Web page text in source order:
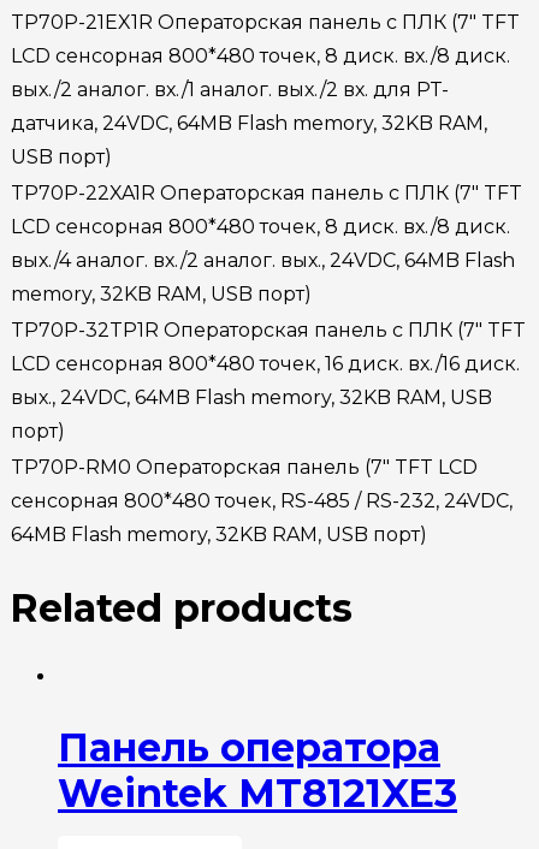
TP70P-21EX1R Операторская панель с ПЛК (7″ TFT
LCD сенсорная 800*480 точек, 8 диск. вх./8 диск.
вых./2 аналог. вх./1 аналог. вых./2 вх. для PT-
датчика, 24VDC, 64MB Flash memory, 32KB RAM,
USB порт)
TP70P-22XA1R Операторская панель с ПЛК (7″ TFT
LCD сенсорная 800*480 точек, 8 диск. вх./8 диск.
вых./4 аналог. вх./2 аналог. вых., 24VDC, 64MB Flash
memory, 32KB RAM, USB порт)
TP70P-32TP1R Операторская панель с ПЛК (7″ TFT
LCD сенсорная 800*480 точек, 16 диск. вх./16 диск.
вых., 24VDC, 64MB Flash memory, 32KB RAM, USB
порт)
TP70P-RM0 Операторская панель (7″ TFT LCD
сенсорная 800*480 точек, RS-485 / RS-232, 24VDC,
64MB Flash memory, 32KB RAM, USB порт)
Related products
Панель оператора
Weintek MT8121XE3